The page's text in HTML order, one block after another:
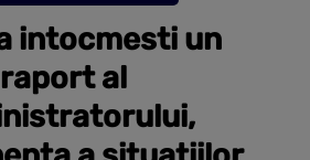
intocmesti un
raport al